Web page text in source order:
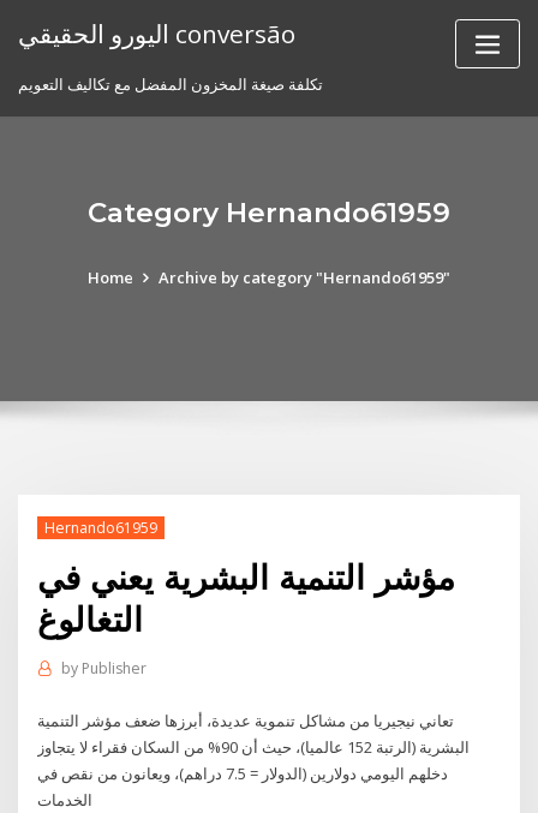
اليورو الحقيقي conversão
تكلفة صيغة المخزون المفضل مع تكاليف التعويم
Category Hernando61959
Home Archive by category "Hernando61959"
Hernando61959
مؤشر التنمية البشرية يعني في
التغالوغ
by Publisher
تعاني نيجيريا من مشاكل تنموية عديدة، أبرزها ضعف مؤشر التنمية
البشرية (الرتبة 152 عالميا)، حيث أن 90% من السكان فقراء لا يتجاوز
دخلهم اليومي دولارين (الدولار = 7.5 دراهم)، ويعانون من نقص في
الخدمات